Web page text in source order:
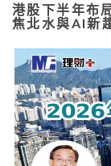
港股下半年布
焦北水與AI新